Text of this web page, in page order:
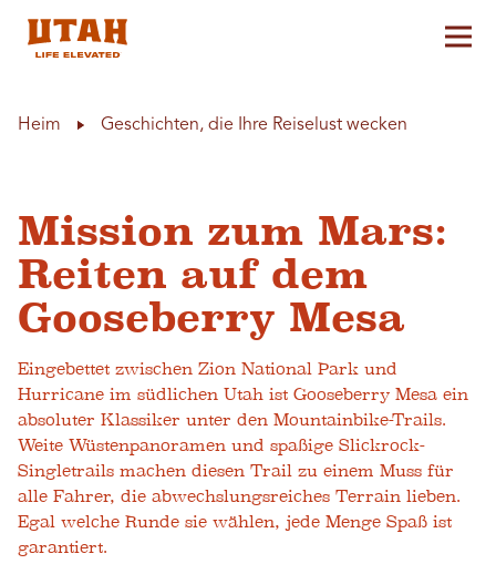
Heim Geschichten, die Ihre Reiselust wecken
Mission zum Mars:
Reiten auf dem
Gooseberry Mesa
Eingebettet zwischen Zion National Park und
Hurricane im südlichen Utah ist Gooseberry Mesa ein
absoluter Klassiker unter den Mountainbike-Trails.
Weite Wüstenpanoramen und spaßige Slickrock-
Singletrails machen diesen Trail zu einem Muss für
alle Fahrer, die abwechslungsreiches Terrain lieben.
Egal welche Runde sie wählen, jede Menge Spaß ist
garantiert.